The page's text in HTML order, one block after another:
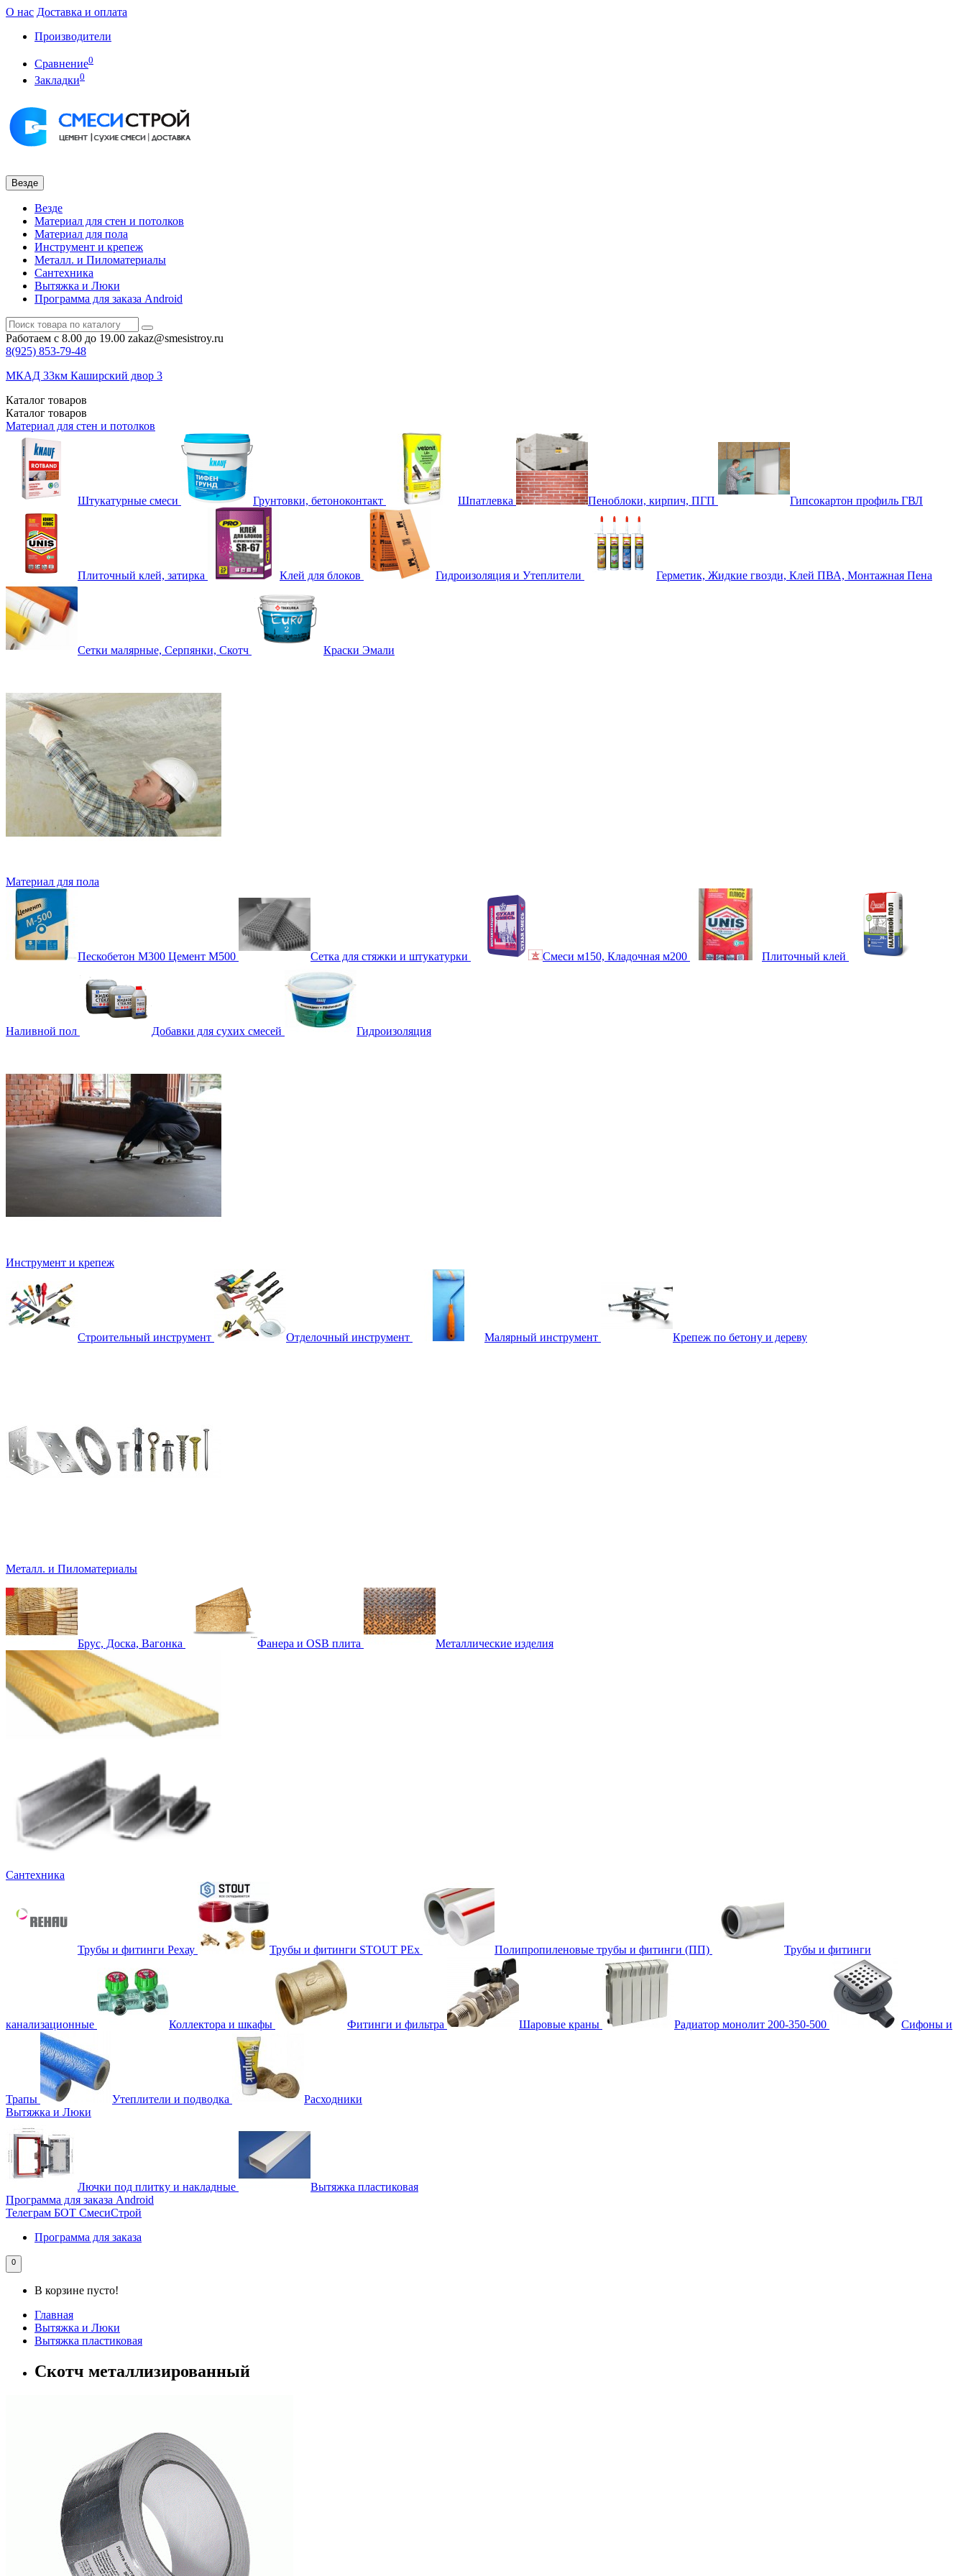
О нас Доставка и оплата
Производители
Сравнение0
Закладки0
Везде
Везде
Материал для стен и потолков
Материал для пола
Инструмент и крепеж
Металл. и Пиломатериалы
Сантехника
Вытяжка и Люки
Программа для заказа Android
Работаем с 8.00 до 19.00 zakaz@smesistroy.ru
8(925) 853-79-48
МКАД 33км Каширский двор 3
Каталог товаров
Каталог товаров
Материал для стен и потолков
Штукатурные смеси Грунтовки, бетоноконтакт Шпатлевка Пеноблоки, кирпич, ПГП Гипсокартон профиль ГВЛ
Плиточный клей, затирка Клей для блоков Гидроизоляция и Утеплители Герметик, Жидкие гвозди, Клей ПВА, Монтажная Пена
Сетки малярные, Серпянки, Скотч Краски Эмали
Материал для пола
Пескобетон М300 Цемент М500 Сетка для стяжки и штукатурки Смеси м150, Кладочная м200 Плиточный клей
Наливной пол Добавки для сухих смесей Гидроизоляция
Инструмент и крепеж
Строительный инструмент Отделочный инструмент Малярный инструмент Крепеж по бетону и дереву
Металл. и Пиломатериалы
Брус, Доска, Вагонка Фанера и OSB плита Металлические изделия
Сантехника
Трубы и фитинги Рехау Трубы и фитинги STOUT PEx Полипропиленовые трубы и фитинги (ПП) Трубы и фитинги
канализационные Коллектора и шкафы Фитинги и фильтра Шаровые краны Радиатор монолит 200-350-500 Сифоны и
Трапы Утеплители и подводка
Расходники
Вытяжка и Люки
Лючки под плитку и накладные
Вытяжка пластиковая
Программа для заказа Android
Телеграм БОТ СмесиСтрой
Программа для заказа
0
В корзине пусто!
Главная
Вытяжка и Люки
Вытяжка пластиковая
Скотч металлизированный